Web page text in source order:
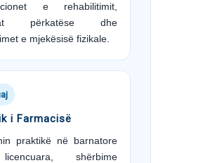
e rehabilitimit,
përkatëse dhe
e mjekësisë fizikale.
i Farmacisë
praktikë në barnatore
shërbime